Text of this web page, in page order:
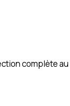
complète